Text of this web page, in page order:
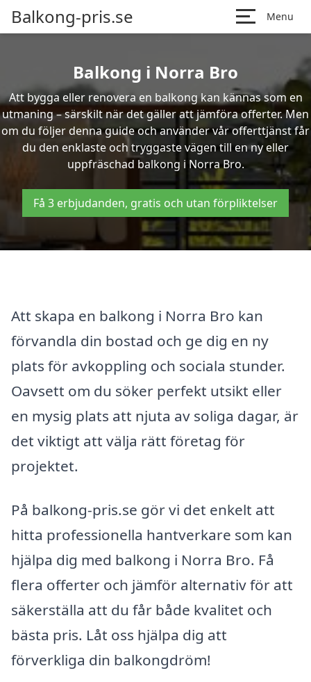
Balkong-pris.se Menu
Balkong i Norra Bro
Att bygga eller renovera en balkong kan kännas som en
utmaning – särskilt när det gäller att jämföra offerter. Men
om du följer denna guide och använder vår offerttjänst får
du den enklaste och tryggaste vägen till en ny eller
uppfräschad balkong i Norra Bro.
Få 3 erbjudanden, gratis och utan förpliktelser
Att skapa en balkong i Norra Bro kan
förvandla din bostad och ge dig en ny
plats för avkoppling och sociala stunder.
Oavsett om du söker perfekt utsikt eller
en mysig plats att njuta av soliga dagar, är
det viktigt att välja rätt företag för
projektet.
På balkong-pris.se gör vi det enkelt att
hitta professionella hantverkare som kan
hjälpa dig med balkong i Norra Bro. Få
flera offerter och jämför alternativ för att
säkerställa att du får både kvalitet och
bästa pris. Låt oss hjälpa dig att
förverkliga din balkongdröm!